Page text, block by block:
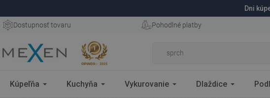
Dni
Dostupnosť tovaru Pohodlné platby
Kúpeľňa Kuchyňa Vykurovanie Dlaždice